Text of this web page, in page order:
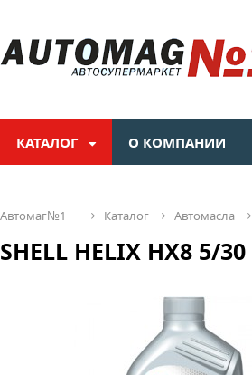
КАТАЛОГ О КОМПАНИИ
автомаг№1 каталог автомасла
SHELL HELIX HX8 5/